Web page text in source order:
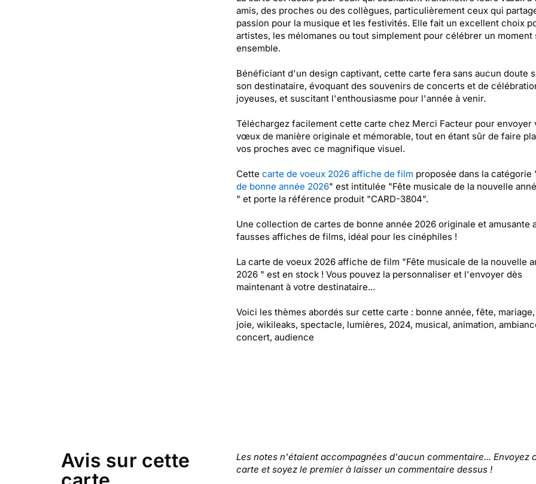
amis, des proches ou des collègues, particulièrement ceux qui
passion pour la musique et les festivités. Elle fait un excellent choix
artistes, les mélomanes ou tout simplement pour célébrer un moment
ensemble.
Bénéficiant d'un design captivant, cette carte fera sans aucun doute
son destinataire, évoquant des souvenirs de concerts et de
joyeuses, et suscitant l'enthousiasme pour l'année à venir.
Téléchargez facilement cette carte chez Merci Facteur pour envoyer
vœux de manière originale et mémorable, tout en étant sûr de faire
vos proches avec ce magnifique visuel.
Cette carte de voeux 2026 affiche de film proposée dans la catégorie
de bonne année 2026" est intitulée "Fête musicale de la nouvelle
" et porte la référence produit "CARD-3804".
Une collection de cartes de bonne année 2026 originale et amusante
fausses affiches de films, idéal pour les cinéphiles !
La carte de voeux 2026 affiche de film "Fête musicale de la nouvelle
2026 " est en stock ! Vous pouvez la personnaliser et l'envoyer dès
maintenant à votre destinataire...
Voici les thèmes abordés sur cette carte : bonne année, fête, mariage,
joie, wikileaks, spectacle, lumières, 2024, musical, animation,
concert, audience
Avis sur cette
Les notes n'étaient accompagnées d'aucun commentaire... Envoyez
carte et soyez le premier à laisser un commentaire dessus !